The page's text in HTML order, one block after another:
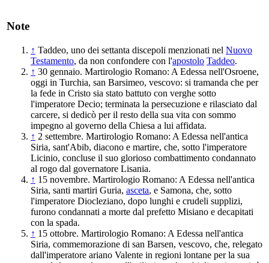
Note
↑ Taddeo, uno dei settanta discepoli menzionati nel Nuovo
Testamento, da non confondere con l'apostolo Taddeo.
↑ 30 gennaio. Martirologio Romano: A Edessa nell'Osroene,
oggi in Turchia, san Barsimeo, vescovo: si tramanda che per
la fede in Cristo sia stato battuto con verghe sotto
l'imperatore Decio; terminata la persecuzione e rilasciato dal
carcere, si dedicò per il resto della sua vita con sommo
impegno al governo della Chiesa a lui affidata.
↑ 2 settembre. Martirologio Romano: A Edessa nell'antica
Siria, sant'Abib, diacono e martire, che, sotto l'imperatore
Licinio, concluse il suo glorioso combattimento condannato
al rogo dal governatore Lisania.
↑ 15 novembre. Martirologio Romano: A Edessa nell'antica
Siria, santi martiri Guria, asceta, e Samona, che, sotto
l'imperatore Diocleziano, dopo lunghi e crudeli supplizi,
furono condannati a morte dal prefetto Misiano e decapitati
con la spada.
↑ 15 ottobre. Martirologio Romano: A Edessa nell'antica
Siria, commemorazione di san Barsen, vescovo, che, relegato
dall'imperatore ariano Valente in regioni lontane per la sua